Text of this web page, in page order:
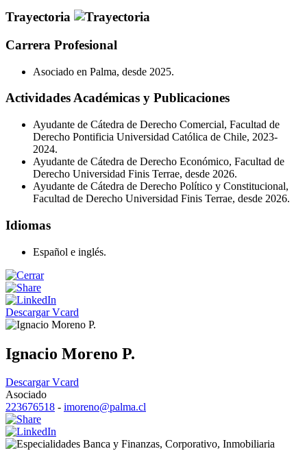
Trayectoria
Carrera Profesional
Asociado en Palma, desde 2025.
Actividades Académicas y Publicaciones
Ayudante de Cátedra de Derecho Comercial, Facultad de
Derecho Pontificia Universidad Católica de Chile, 2023-
2024.
Ayudante de Cátedra de Derecho Económico, Facultad de
Derecho Universidad Finis Terrae, desde 2026.
Ayudante de Cátedra de Derecho Político y Constitucional,
Facultad de Derecho Universidad Finis Terrae, desde 2026.
Idiomas
Español e inglés.
Descargar Vcard
Ignacio Moreno P.
Descargar Vcard
Asociado
223676518 - imoreno@palma.cl
Banca y Finanzas, Corporativo, Inmobiliaria